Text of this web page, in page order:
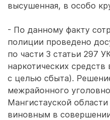
высушенная, в особо
- По данному факту
полиции проведено
по части 3 статьи 297
наркотических
с целью сбыта).
межрайонного
Мангистауской
виновным в